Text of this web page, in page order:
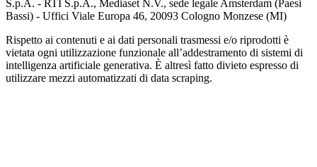
S.p.A. - RTI S.p.A., Mediaset N.V., sede legale Amsterdam (Paesi
Bassi) - Uffici Viale Europa 46, 20093 Cologno Monzese (MI)
Rispetto ai contenuti e ai dati personali trasmessi e/o riprodotti è
vietata ogni utilizzazione funzionale all’addestramento di sistemi di
intelligenza artificiale generativa. È altresì fatto divieto espresso di
utilizzare mezzi automatizzati di data scraping.